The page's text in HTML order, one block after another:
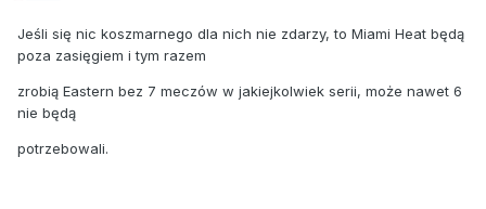
Jeśli się nic koszmarnego dla nich nie zdarzy, to Miami Heat będą
poza zasięgiem i tym razem
zrobią Eastern bez 7 meczów w jakiejkolwiek serii, może nawet 6
nie będą
potrzebowali.